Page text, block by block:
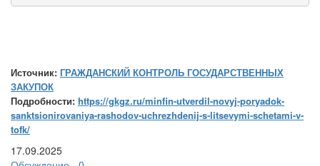
Источник: ГРАЖДАНСКИЙ КОНТРОЛЬ ГОСУДАРСТВЕННЫХ
ЗАКУПОК
Подробности: https://gkgz.ru/minfin-utverdil-novyj-poryadok-
sanktsionirovaniya-rashodov-uchrezhdenij-s-litsevymi-schetami-v-
tofk/
17.09.2025